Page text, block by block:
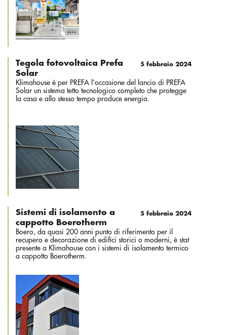
5 febbraio 2024
Tegola fotovoltaica Prefa
Solar
Klimahouse è per PREFA l’occasione del lancio di PREFA
Solar un sistema tetto tecnologico completo che protegge
la casa e allo stesso tempo produce energia.
5 febbraio 2024
Sistemi di isolamento a
cappotto Boerotherm
Boero, da quasi 200 anni punto di riferimento per il
recupero e decorazione di edifici storici o moderni, è stat
presente a Klimahouse con i sistemi di isolamento termico
a cappotto Boerotherm.